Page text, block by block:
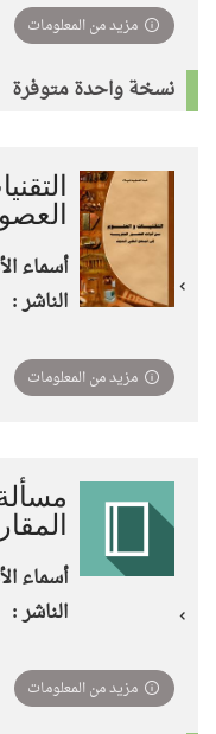
مزيد من المعلومات
نسخة واحدة متوفرة
أسماء
الناشر :
مزيد من المعلومات
أسماء
الناشر :
مزيد من المعلومات